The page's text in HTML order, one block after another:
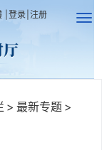
登录 注册
> 最新专题 >